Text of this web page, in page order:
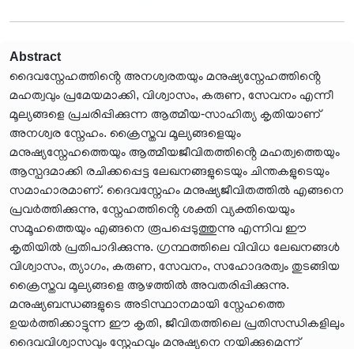
Abstract
ദൈവസ്നേഹത്തിൻ്റെ അനശ്വരതയും മനുഷ്യസ്നേഹത്തിൻ്റെ
മഹത്വവും പ്രമേയമാക്കി, വിശ്വാസം, കരുണ, സേവനം എന്നീ
മൂല്യങ്ങളെ പ്രചരിപ്പിക്കുന്ന ആത്മീയ-സാഹിത്യ കൃതിയാണ്
അനശ്വര സ്നേഹം. ക്രൈസ്തവ മൂല്യങ്ങളെയും
മനുഷ്യസ്നേഹത്തെയും ആത്മീയജീവിതത്തിൻ്റെ മഹത്വത്തെയും
ആസ്പദമാക്കി രചിക്കപ്പെട്ട ലേഖനങ്ങളുടെയും ചിന്തകളുടെയും
സമാഹാരമാണ്. ദൈവസ്നേഹം മനുഷ്യജീവിതത്തിൽ എങ്ങനെ
പ്രവർത്തിക്കുന്നു, സ്നേഹത്തിൻ്റെ ശക്തി വ്യക്തിയെയും
സമൂഹത്തെയും എങ്ങനെ രൂപപ്പെടുത്തുന്നു എന്നിവ ഈ
കൃതിയിൽ പ്രതിപാദിക്കുന്നു. ഗ്രന്ഥത്തിലെ വിവിധ ലേഖനങ്ങൾ
വിശ്വാസം, ത്യാഗം, കരുണ, സേവനം, സഹോദരത്വം തുടങ്ങിയ
ക്രൈസ്തവ മൂല്യങ്ങളെ ആഴത്തിൽ അവതരിപ്പിക്കുന്നു.
മനുഷ്യബന്ധങ്ങളുടെ അടിസ്ഥാനമായി സ്നേഹത്തെ
ഉയർത്തിക്കാട്ടുന്ന ഈ കൃതി, ജീവിതത്തിലെ പ്രതിസന്ധികളിലും
ദൈവവിശ്വാസവും സ്നേഹവും മനുഷ്യനെ നയിക്കുമെന്ന്